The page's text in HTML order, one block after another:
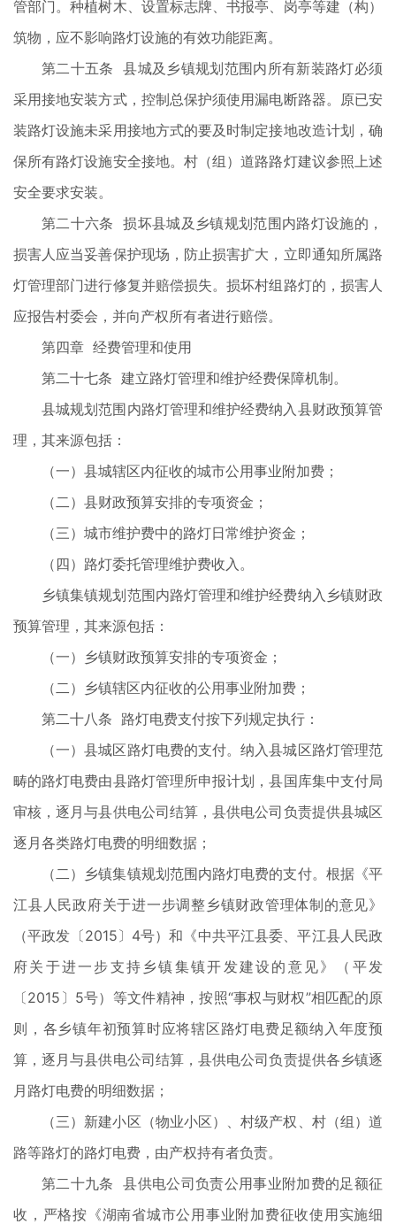
管部门。种植树木、设置标志牌、书报亭、岗亭等建（构）
筑物，应不影响路灯设施的有效功能距离。
第二十五条 县城及乡镇规划范围内所有新装路灯必须
采用接地安装方式，控制总保护须使用漏电断路器。原已安
装路灯设施未采用接地方式的要及时制定接地改造计划，确
保所有路灯设施安全接地。村（组）道路路灯建议参照上述
安全要求安装。
第二十六条 损坏县城及乡镇规划范围内路灯设施的，
损害人应当妥善保护现场，防止损害扩大，立即通知所属路
灯管理部门进行修复并赔偿损失。损坏村组路灯的，损害人
应报告村委会，并向产权所有者进行赔偿。
第四章 经费管理和使用
第二十七条 建立路灯管理和维护经费保障机制。
县城规划范围内路灯管理和维护经费纳入县财政预算管
理，其来源包括：
（一）县城辖区内征收的城市公用事业附加费；
（二）县财政预算安排的专项资金；
（三）城市维护费中的路灯日常维护资金；
（四）路灯委托管理维护费收入。
乡镇集镇规划范围内路灯管理和维护经费纳入乡镇财政
预算管理，其来源包括：
（一）乡镇财政预算安排的专项资金；
（二）乡镇辖区内征收的公用事业附加费；
第二十八条 路灯电费支付按下列规定执行：
（一）县城区路灯电费的支付。纳入县城区路灯管理范
畴的路灯电费由县路灯管理所申报计划，县国库集中支付局
审核，逐月与县供电公司结算，县供电公司负责提供县城区
逐月各类路灯电费的明细数据；
（二）乡镇集镇规划范围内路灯电费的支付。根据《平
江县人民政府关于进一步调整乡镇财政管理体制的意见》
（平政发〔2015〕4号）和《中共平江县委、平江县人民政
府关于进一步支持乡镇集镇开发建设的意见》（平发
〔2015〕5号）等文件精神，按照“事权与财权”相匹配的原
则，各乡镇年初预算时应将辖区路灯电费足额纳入年度预
算，逐月与县供电公司结算，县供电公司负责提供各乡镇逐
月路灯电费的明细数据；
（三）新建小区（物业小区）、村级产权、村（组）道
路等路灯的路灯电费，由产权持有者负责。
第二十九条 县供电公司负责公用事业附加费的足额征
收，严格按《湖南省城市公用事业附加费征收使用实施细